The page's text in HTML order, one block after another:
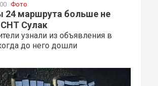
Фото
24 маршрута больше не
Сулак
узнали из объявления в
до него дошли